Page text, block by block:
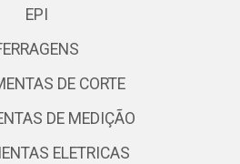
EPI
DE CORTE
DE MEDIÇÃO
ELETRICAS